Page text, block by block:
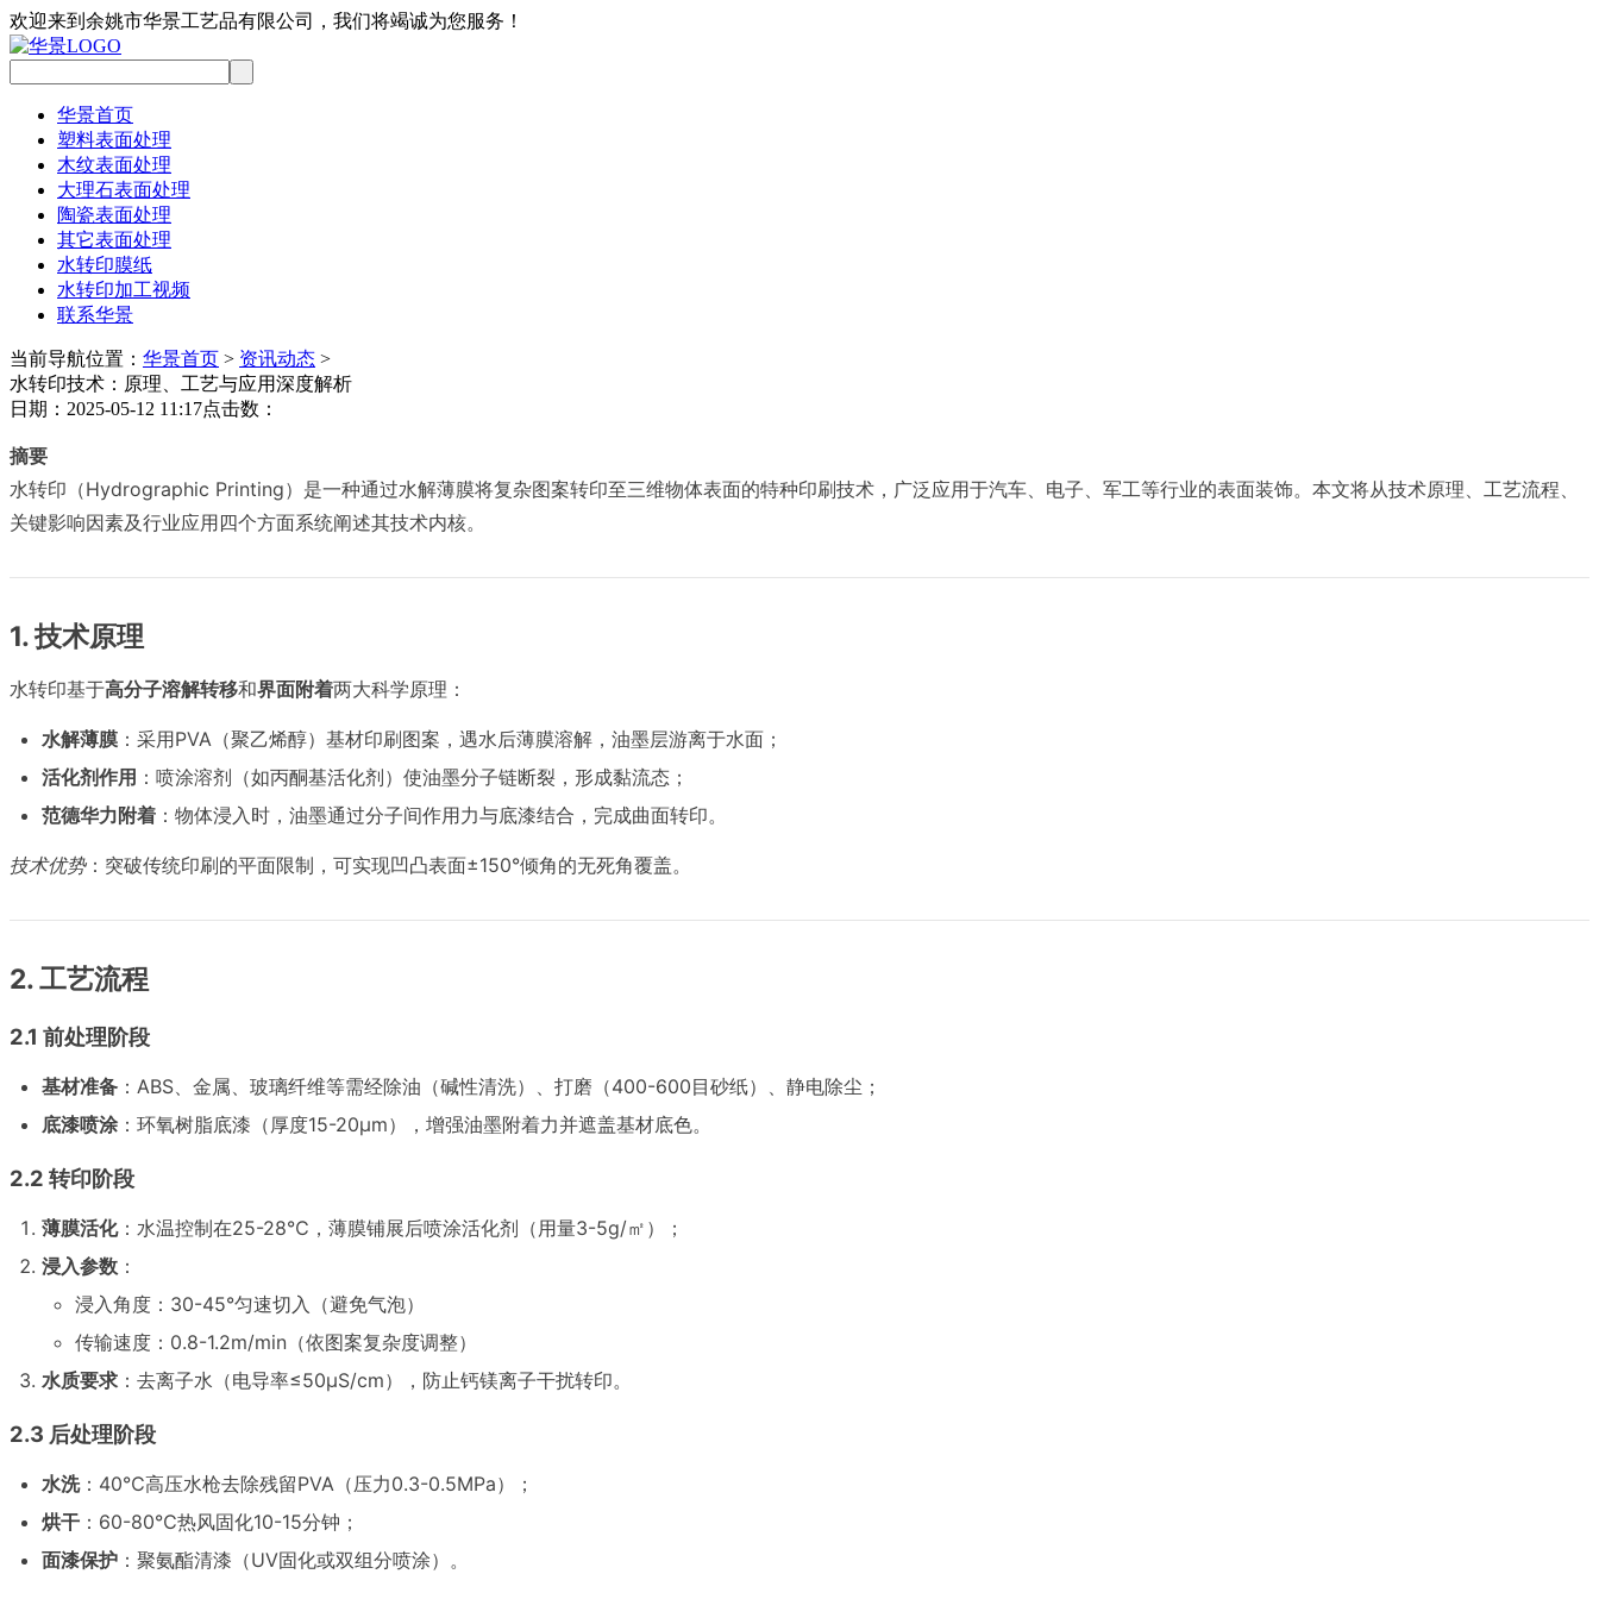
欢迎来到余姚市华景工艺品有限公司，我们将竭诚为您服务！
华景首页
塑料表面处理
木纹表面处理
大理石表面处理
陶瓷表面处理
其它表面处理
水转印膜纸
水转印加工视频
联系华景
当前导航位置： 华景首页 > 资讯动态 >
水转印技术：原理、工艺与应用深度解析
日期：2025-05-12 11:17点击数：
摘要
水转印（Hydrographic Printing）是一种通过水解薄膜将复杂图案转印至三维物体表面的特种印刷技术，广泛应用于汽车、电子、军工等行业的表面装饰。本文将从技术原理、工艺流程、
关键影响因素及行业应用四个方面系统阐述其技术内核。
1. 技术原理
水转印基于高分子溶解转移和界面附着两大科学原理：
水解薄膜 ：采用PVA（聚乙烯醇）基材印刷图案，遇水后薄膜溶解，油墨层游离于水面；
活化剂作用 ：喷涂溶剂（如丙酮基活化剂）使油墨分子链断裂，形成黏流态；
范德华力附着 ：物体浸入时，油墨通过分子间作用力与底漆结合，完成曲面转印。
技术优势：突破传统印刷的平面限制，可实现凹凸表面±150°倾角的无死角覆盖。
2. 工艺流程
2.1 前处理阶段
基材准备 ：ABS、金属、玻璃纤维等需经除油（碱性清洗）、打磨（400-600目砂纸）、静电除尘；
底漆喷涂 ：环氧树脂底漆（厚度15-20μm），增强油墨附着力并遮盖基材底色。
2.2 转印阶段
薄膜活化：水温控制在25-28℃，薄膜铺展后喷涂活化剂（用量3-5g/㎡）；
浸入参数 ：
浸入角度：30-45°匀速切入（避免气泡）
传输速度：0.8-1.2m/min（依图案复杂度调整）
水质要求 ：去离子水（电导率≤50μS/cm），防止钙镁离子干扰转印。
2.3 后处理阶段
水洗：40℃高压水枪去除残留PVA（压力0.3-0.5MPa）；
烘干 ：60-80℃热风固化10-15分钟；
面漆保护 ：聚氨酯清漆（UV固化或双组分喷涂）。